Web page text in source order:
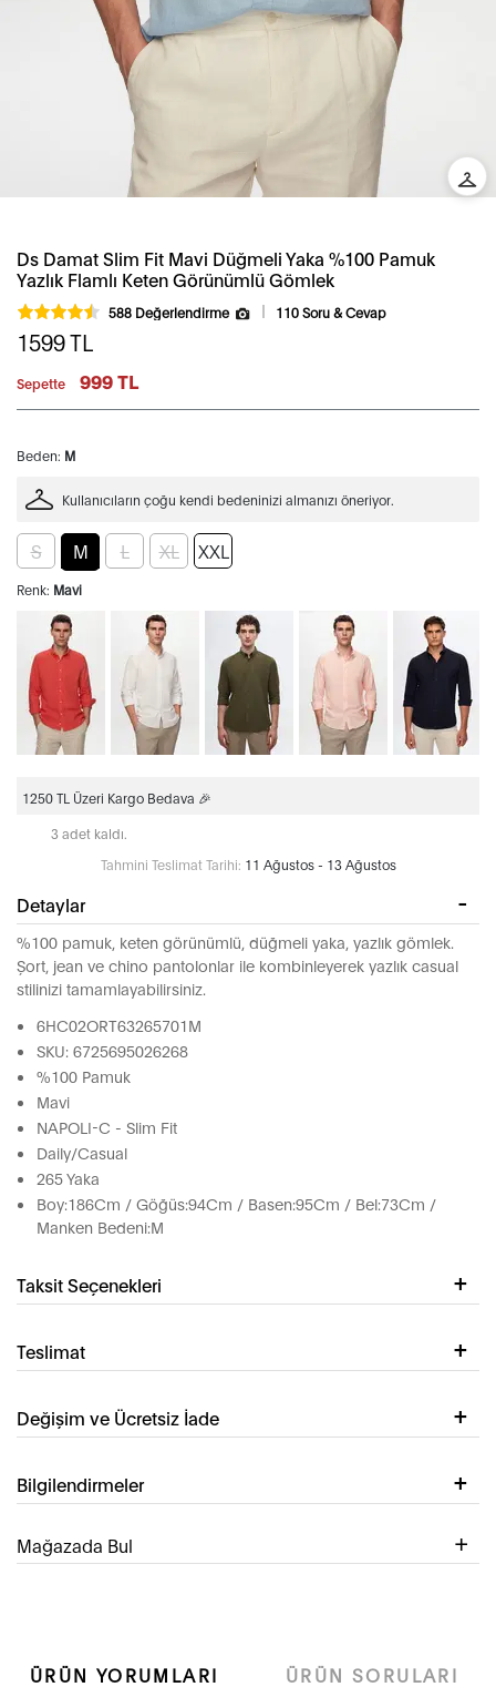
Ds Damat Slim Fit Mavi Düğmeli Yaka %100 Pamuk
Yazlık Flamlı Keten Görünümlü Gömlek
588 Değerlendirme 110 Soru & Cevap
1599TL
Sepette 999 TL
Beden: M
Kullanıcıların çoğu kendi bedeninizi almanızı öneriyor.
S M L XL XXL
Renk: Mavi
1250 TL Üzeri Kargo Bedava 🎉
3 adet kaldı.
Tahmini Teslimat Tarihi: 11 Ağustos - 13 Ağustos
Detaylar
%100 pamuk, keten görünümlü, düğmeli yaka, yazlık gömlek.
Şort, jean ve chino pantolonlar ile kombinleyerek yazlık casual
stilinizi tamamlayabilirsiniz.
6HC02ORT63265701M
SKU: 6725695026268
%100 Pamuk
Mavi
NAPOLI-C - Slim Fit
Daily/Casual
265 Yaka
Boy:186Cm / Göğüs:94Cm / Basen:95Cm / Bel:73Cm /
Manken Bedeni:M
Taksit Seçenekleri
Teslimat
Değişim ve Ücretsiz İade
Bilgilendirmeler
Mağazada Bul
ÜRÜN YORUMLARI ÜRÜN SORULARI